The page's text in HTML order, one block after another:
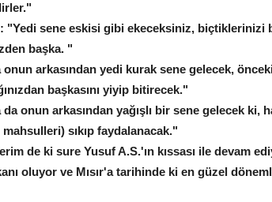
"Yedi sene eskisi gibi ekeceksiniz, biçtiklerinizi
başka. "
onun arkasından yedi kurak sene gelecek,
başkasını yiyip bitirecek."
onun arkasından yağışlı bir sene gelecek ki,
sıkıp faydalanacak."
de ki sure Yusuf A.S.'ın kıssası ile devam
oluyor ve Mısır'a tarihinde ki en güzel